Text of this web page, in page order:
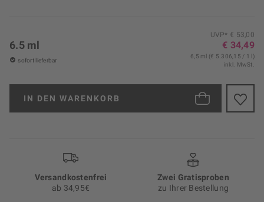
UVP* € 53,00
€ 34,49
6.5 ml
sofort lieferbar
6,5 ml (€ 5.306,15 / 1 l)
inkl. MwSt.
IN DEN WARENKORB
Versand­kosten­frei
ab 34,95€
Zwei Gratisproben
zu Ihrer Bestellung